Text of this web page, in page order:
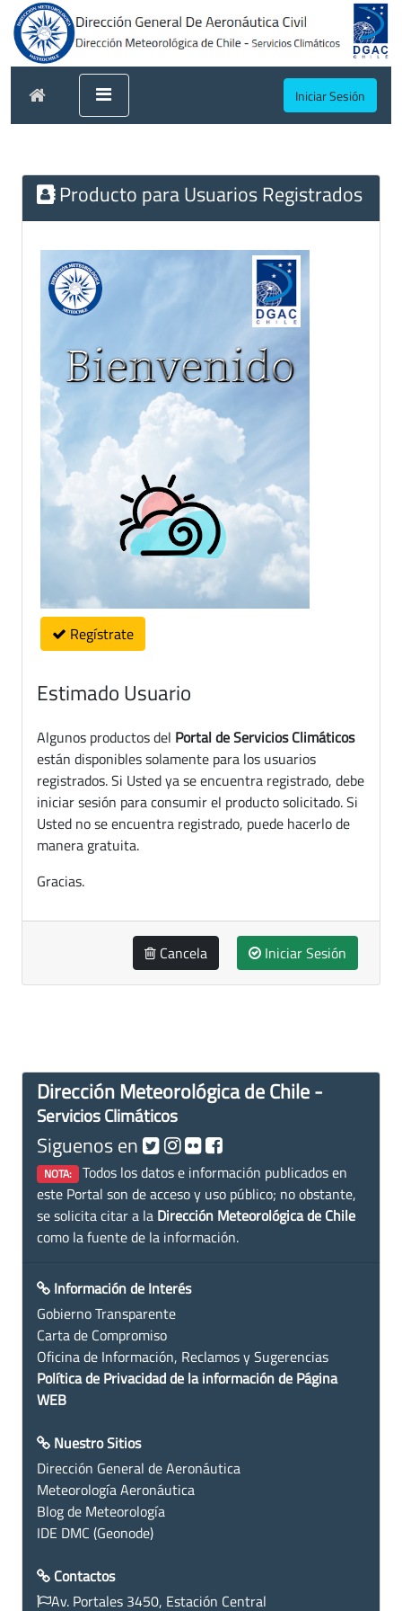
Iniciar Sesión
Producto para Usuarios Registrados
Regístrate
Estimado Usuario
Algunos productos del Portal de Servicios Climáticos
están disponibles solamente para los usuarios
registrados. Si Usted ya se encuentra registrado, debe
iniciar sesión para consumir el producto solicitado. Si
Usted no se encuentra registrado, puede hacerlo de
manera gratuita.
Gracias.
Cancela Iniciar Sesión
Dirección Meteorológica de Chile -
Servicios Climáticos
Siguenos en
NOTA: Todos los datos e información publicados en
este Portal son de acceso y uso público; no obstante,
se solicita citar a la Dirección Meteorológica de Chile
como la fuente de la información.
Información de Interés
Gobierno Transparente
Carta de Compromiso
Oficina de Información, Reclamos y Sugerencias
Política de Privacidad de la información de Página
WEB
Nuestro Sitios
Dirección General de Aeronáutica
Meteorología Aeronáutica
Blog de Meteorología
IDE DMC (Geonode)
Contactos
Av. Portales 3450, Estación Central